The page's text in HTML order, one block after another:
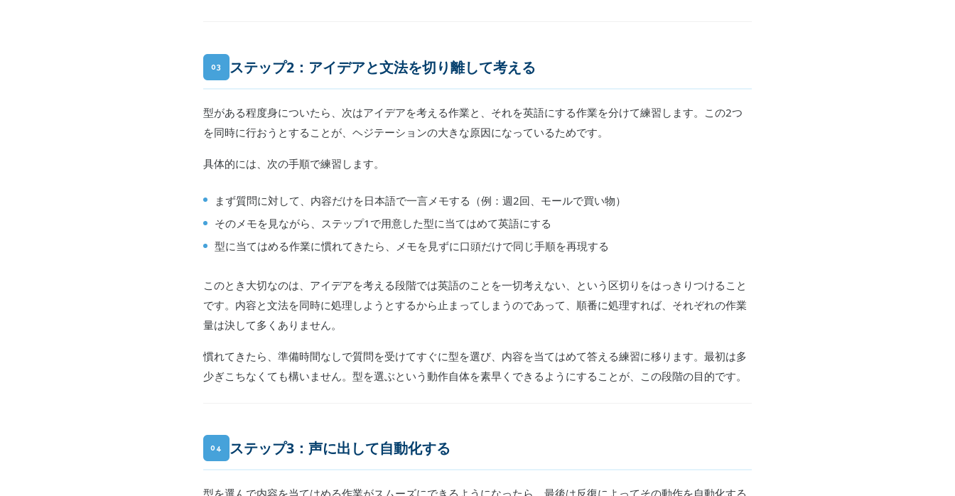
03 ステップ2：アイデアと文法を切り離して考える
型がある程度身についたら、次はアイデアを考える作業と、それを英語にする作業を分けて練習します。この2つ
を同時に行おうとすることが、ヘジテーションの大きな原因になっているためです。
具体的には、次の手順で練習します。
まず質問に対して、内容だけを日本語で一言メモする（例：週2回、モールで買い物）
そのメモを見ながら、ステップ1で用意した型に当てはめて英語にする
型に当てはめる作業に慣れてきたら、メモを見ずに口頭だけで同じ手順を再現する
このとき大切なのは、アイデアを考える段階では英語のことを一切考えない、という区切りをはっきりつけること
です。内容と文法を同時に処理しようとするから止まってしまうのであって、順番に処理すれば、それぞれの作業
量は決して多くありません。
慣れてきたら、準備時間なしで質問を受けてすぐに型を選び、内容を当てはめて答える練習に移ります。最初は多
少ぎこちなくても構いません。型を選ぶという動作自体を素早くできるようにすることが、この段階の目的です。
04 ステップ3：声に出して自動化する
型を選んで内容を当てはめる作業がスムーズにできるようになったら、最後は反復によってその動作を自動化する